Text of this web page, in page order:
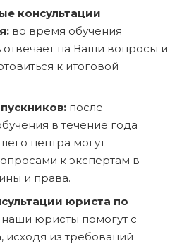
консультации
во время обучения
отвечает на Ваши вопросы и
к итоговой
после
в течение года
центра могут
к экспертам в
и права.
юриста по
наши юристы помогут с
исходя из требований